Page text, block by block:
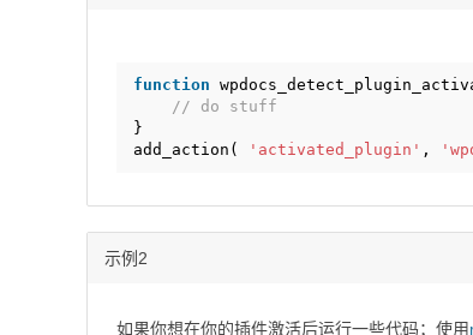
function
// do stuff
}
add_action(
'activated_plugin' ,
示例2
如果你想在你的插件激活后运行一些代码；使用